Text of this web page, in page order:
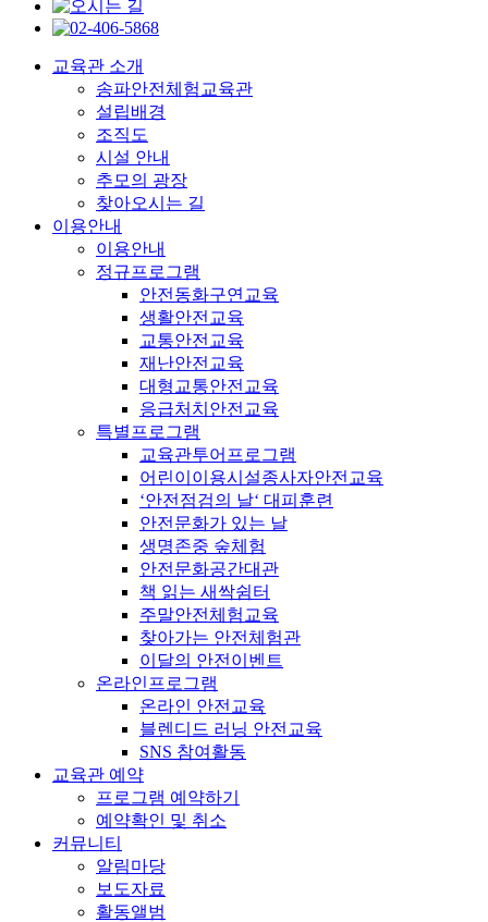
교육관 소개
송파안전체험교육관
설립배경
조직도
시설 안내
추모의 광장
찾아오시는 길
이용안내
이용안내
정규프로그램
안전동화구연교육
생활안전교육
교통안전교육
재난안전교육
대형교통안전교육
응급처치안전교육
특별프로그램
교육관투어프로그램
어린이이용시설종사자안전교육
‘안전점검의 날‘ 대피훈련
안전문화가 있는 날
생명존중 숲체험
안전문화공간대관
책 읽는 새싹쉼터
주말안전체험교육
찾아가는 안전체험관
이달의 안전이벤트
온라인프로그램
온라인 안전교육
블렌디드 러닝 안전교육
SNS 참여활동
교육관 예약
프로그램 예약하기
예약확인 및 취소
커뮤니티
알림마당
보도자료
활동앨범